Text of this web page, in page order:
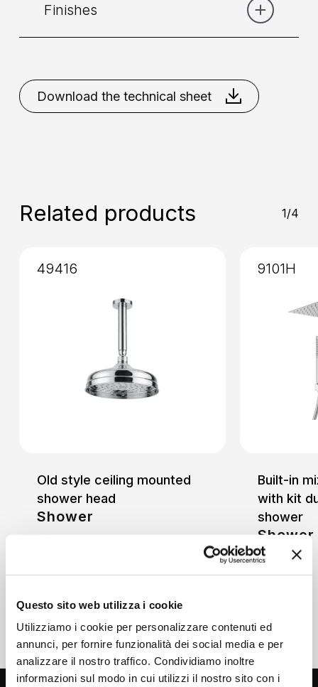
Questo sito web utilizza i cookie
Utilizziamo i cookie per personalizzare contenuti ed
annunci, per fornire funzionalità dei social media e per
analizzare il nostro traffico. Condividiamo inoltre
informazioni sul modo in cui utilizzi il nostro sito con i
Installation: External
Finishes
Chrome Matt Black
Matt
White
Nikel Brushed
Download the technical sheet
Related products 1/4
Old style ceiling mounted
shower head
Shower
49416
Built-in
with kit
shower
Shower
9101H